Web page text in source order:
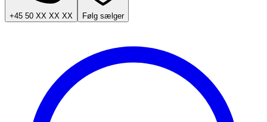
+45 50 XX XX XX Følg sælger